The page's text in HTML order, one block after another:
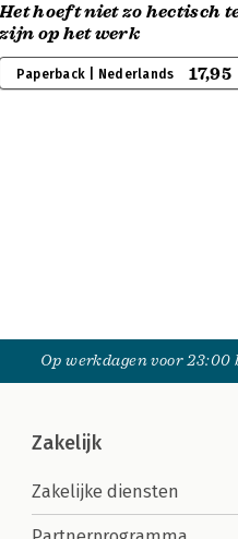
Het hoeft niet zo hectisch
zijn op het werk
Paperback | Nederlands 17,95
Op werkdagen voor
Zakelijk
Zakelijke diensten